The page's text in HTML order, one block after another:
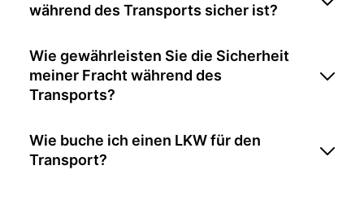
während des Transports sicher ist?
Wie gewährleisten Sie die Sicherheit
meiner Fracht während des
Transports?
Wie buche ich einen LKW für den
Transport?